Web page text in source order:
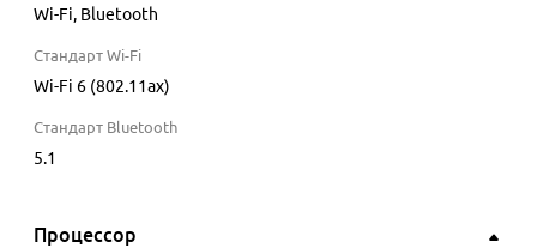
Wi-Fi, Bluetooth
Стандарт Wi-Fi
Wi-Fi 6 (802.11ax)
Стандарт Bluetooth
5.1
Процессор